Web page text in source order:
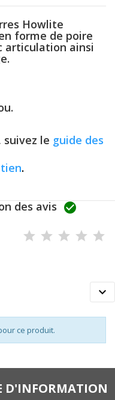
Howlite
forme de poire
articulation ainsi
le guide des
.
des avis 

ce produit.
D'INFORMATION